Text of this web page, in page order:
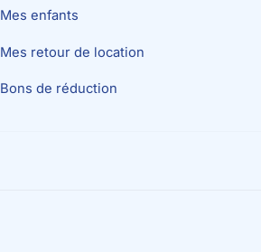
Mes enfants
Mes retour de location
Bons de réduction